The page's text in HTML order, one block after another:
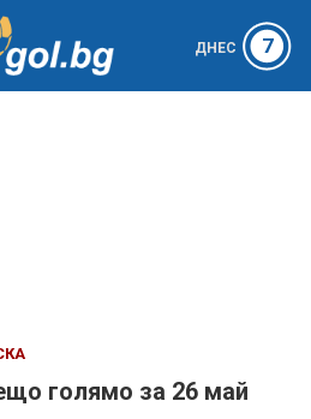
ДНЕС 7
голямо за 26 май